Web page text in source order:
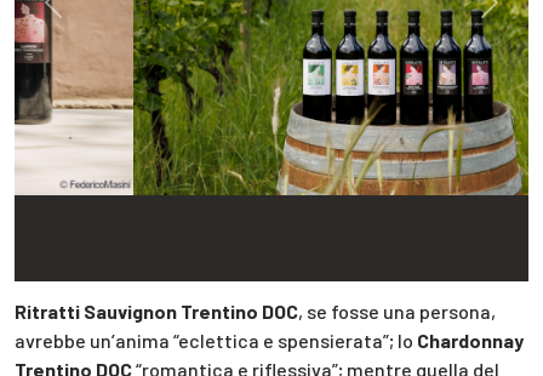
Previous Next
Ritratti Sauvignon Trentino DOC, se fosse una persona,
avrebbe un’anima “eclettica e spensierata”; lo Chardonnay
Trentino DOC“romantica e riflessiva”; mentre quella del